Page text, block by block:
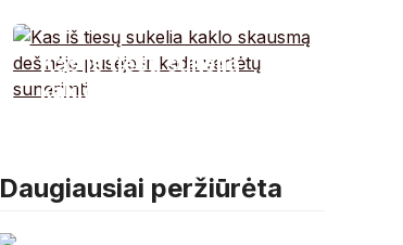
kainas – palygino su
Lietuva: „Viskas
pigiau“
Kas iš tiesų sukelia
kaklo skausmą
Daugiausiai peržiūrėta